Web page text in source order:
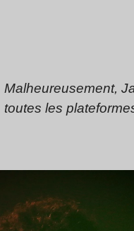
Malheureusement,
toutes les